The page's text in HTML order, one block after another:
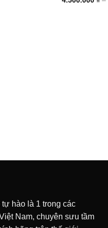
hào là 1 trong các
Nam, chuyên sưu tầm